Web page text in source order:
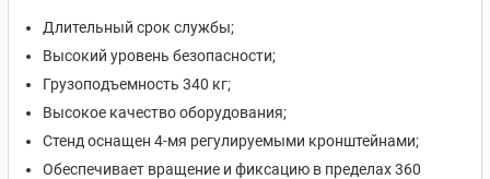
Длительный срок службы;
Высокий уровень безопасности;
Грузоподъемность 340 кг;
Высокое качество оборудования;
Стенд оснащен 4-мя регулируемыми кронштейнами;
Обеспечивает вращение и фиксацию в пределах 360